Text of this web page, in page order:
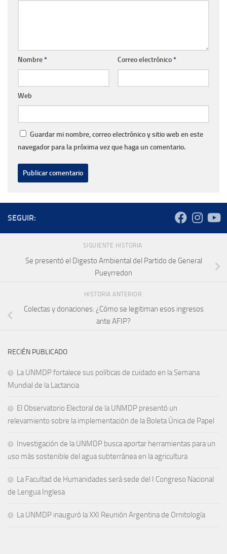
Nombre* Correo electrónico*
Web
Guardar mi nombre, correo electrónico y sitio web en este
navegador para la próxima vez que haga un comentario.
SEGUIR:
SIGUIENTE HISTORIA
Se presentó el Digesto Ambiental del Partido de General
Pueyrredon
HISTORIA ANTERIOR
Colectas y donaciones: ¿Cómo se legitiman esos ingresos
ante AFIP?
RECIÉN PUBLICADO
La UNMDP fortalece sus políticas de cuidado en la Semana
Mundial de la Lactancia
El Observatorio Electoral de la UNMDP presentó un
relevamiento sobre la implementación de la Boleta Única de Papel
Investigación de la UNMDP busca aportar herramientas para un
uso más sostenible del agua subterránea en la agricultura
La Facultad de Humanidades será sede del I Congreso Nacional
de Lengua Inglesa
La UNMDP inauguró la XXI Reunión Argentina de Ornitología